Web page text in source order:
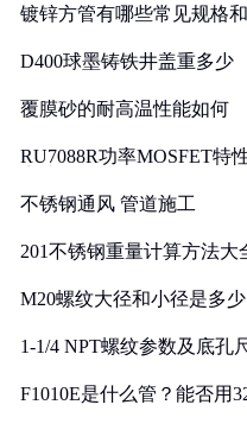
镀锌方管有哪些常见规格
D400球墨铸铁井盖重多少
覆膜砂的耐高温性能如何
RU7088R功率MOSFET特
不锈钢通风 管道施工
201不锈钢重量计算方法大
M20螺纹大径和小径是多少
1-1/4 NPT螺纹参数及底孔
F1010E是什么管？能否用